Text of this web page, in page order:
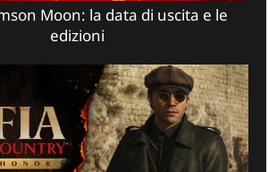
Moon: la data di uscita e le
edizioni